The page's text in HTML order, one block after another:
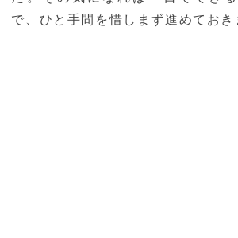
で、ひと手間を惜しまず進めておき